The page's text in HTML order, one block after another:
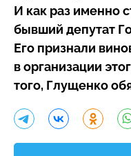
И как раз именно
бывший депутат
Его признали
в организации
того, Глущенко